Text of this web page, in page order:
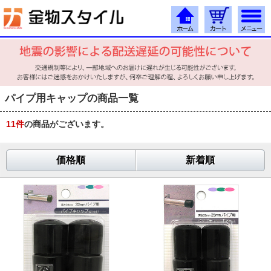
パイプ用キャップの商品一覧
11件の商品がございます。
価格順 新着順